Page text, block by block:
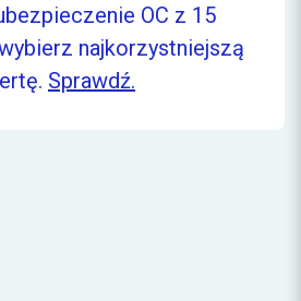
OC z 15
najkorzystniejszą
Sprawdź.